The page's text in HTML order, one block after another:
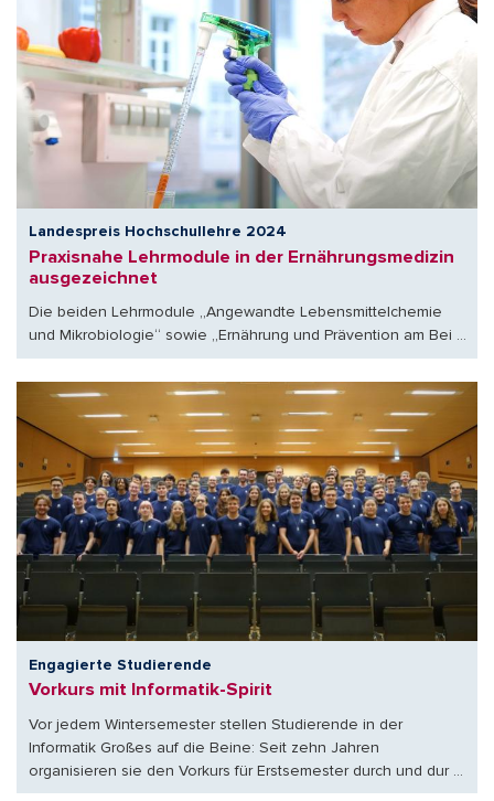
Landespreis Hochschullehre 2024
Praxisnahe Lehrmodule in der Ernährungsmedizin
ausgezeichnet
Die beiden Lehrmodule „Angewandte Lebensmittelchemie
und Mikrobiologie“ sowie „Ernährung und Prävention am Bei ...
Engagierte Studierende
Vorkurs mit Informatik-Spirit
Vor jedem Wintersemester stellen Studierende in der
Informatik Großes auf die Beine: Seit zehn Jahren
organisieren sie den Vorkurs für Erstsemester durch und dur ...